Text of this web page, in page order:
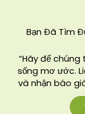
Bạn Đã Tìm
“Hãy để
sống mơ ước.
và nhận báo